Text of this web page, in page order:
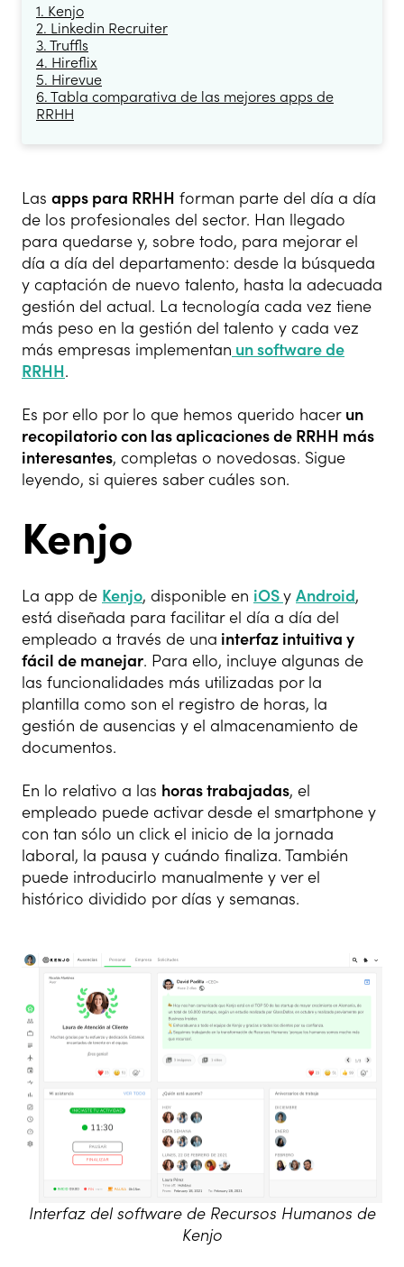
1. Kenjo
2. Linkedin Recruiter
3. Truffls
4. Hireflix
5. Hirevue
6. Tabla comparativa de las mejores apps de
RRHH
Las apps para RRHH forman parte del día a día
de los profesionales del sector. Han llegado
para quedarse y, sobre todo, para mejorar el
día a día del departamento: desde la búsqueda
y captación de nuevo talento, hasta la adecuada
gestión del actual. La tecnología cada vez tiene
más peso en la gestión del talento y cada vez
más empresas implementan un software de
RRHH.
Es por ello por lo que hemos querido hacer un
recopilatorio con las aplicaciones de RRHH más
interesantes, completas o novedosas. Sigue
leyendo, si quieres saber cuáles son.
Kenjo
La app de Kenjo, disponible en iOSy Android,
está diseñada para facilitar el día a día del
empleado a través de una interfaz intuitiva y
fácil de manejar. Para ello, incluye algunas de
las funcionalidades más utilizadas por la
plantilla como son el registro de horas, la
gestión de ausencias y el almacenamiento de
documentos.
En lo relativo a las horas trabajadas, el
empleado puede activar desde el smartphone y
con tan sólo un click el inicio de la jornada
laboral, la pausa y cuándo finaliza. También
puede introducirlo manualmente y ver el
histórico dividido por días y semanas.
Interfaz del software de Recursos Humanos de
Kenjo